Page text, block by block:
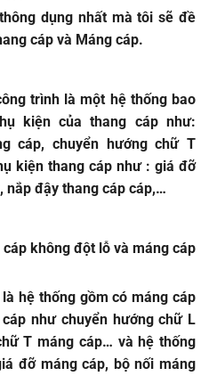
dụng nhất mà tôi sẽ đề
cáp và Máng cáp.
trình là một hệ thống bao
kiện của thang cáp như:
cáp, chuyển hướng chữ T
kiện thang cáp như : giá đỡ
nắp đậy thang cáp cáp,…
không đột lỗ và máng cáp
hệ thống gồm có máng cáp
như chuyển hướng chữ L
T máng cáp… và hệ thống
đỡ máng cáp, bộ nối máng